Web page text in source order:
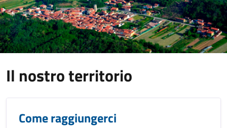
Il nostro territorio
Come raggiungerci